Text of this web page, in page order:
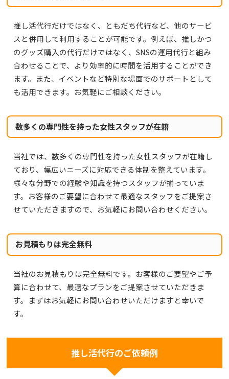
推し活代行だけではなく、ともだち代行など、他のサービ
スと併用して利用することが可能です。例えば、推しかつ
のグッズ購入の代行だけではなく、SNSの運用代行と組み
合わせることで、より効率的に時間を活用することができ
ます。また、イベントなど特別な場面でのサポートとして
も活用できます。お気軽にご相談ください。
数多くの専門性を持った女性スタッフが在籍
当社では、数多くの専門性を持った女性スタッフが在籍し
ており、幅広いニーズに対応できる体制を整えています。
様々な分野での経験や知識を持つスタッフが揃っていま
す。お客様のご要望に合わせて最適なスタッフをご提案さ
せていただきますので、お気軽にお問い合わせください。
お見積もりは完全無料
当社のお見積もりは完全無料です。お客様のご要望やご予
算に合わせて、最適なプランをご提案させていただきま
す。まずはお気軽にお問い合わせいただけますと幸いで
す。
推し活代行のご依頼例